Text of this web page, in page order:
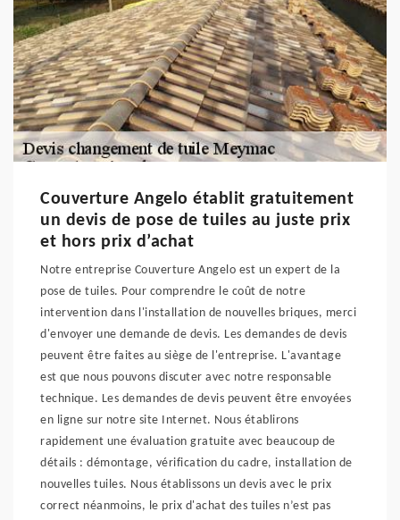
Couverture Angelo établit gratuitement
un devis de pose de tuiles au juste prix
et hors prix d’achat
Notre entreprise Couverture Angelo est un expert de la
pose de tuiles. Pour comprendre le coût de notre
intervention dans l'installation de nouvelles briques, merci
d'envoyer une demande de devis. Les demandes de devis
peuvent être faites au siège de l'entreprise. L'avantage
est que nous pouvons discuter avec notre responsable
technique. Les demandes de devis peuvent être envoyées
en ligne sur notre site Internet. Nous établirons
rapidement une évaluation gratuite avec beaucoup de
détails : démontage, vérification du cadre, installation de
nouvelles tuiles. Nous établissons un devis avec le prix
correct néanmoins, le prix d'achat des tuiles n’est pas